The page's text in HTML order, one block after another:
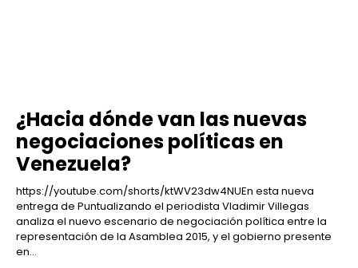
¿Hacia dónde van las nuevas
negociaciones políticas en
Venezuela?
https://youtube.com/shorts/ktWV23dw4NUEn esta nueva
entrega de Puntualizando el periodista Vladimir Villegas
analiza el nuevo escenario de negociación política entre la
representación de la Asamblea 2015, y el gobierno presente
en...